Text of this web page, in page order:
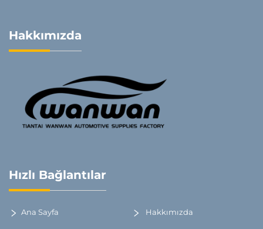
Hakkımızda
Hızlı Bağlantılar
Ana Sayfa Hakkımızda